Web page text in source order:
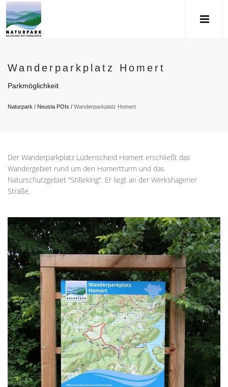
Wanderparkplatz Homert
Parkmöglichkeit
Naturpark / Neusta POIs / Wanderparkplatz Homert
Der Wanderparkplatz Lüdenscheid Homert erschließt das
Wandergebiet rund um den Homertturm und das
Naturschutzgebiet "Stilleking". Er liegt an der Werkshagener
Straße.